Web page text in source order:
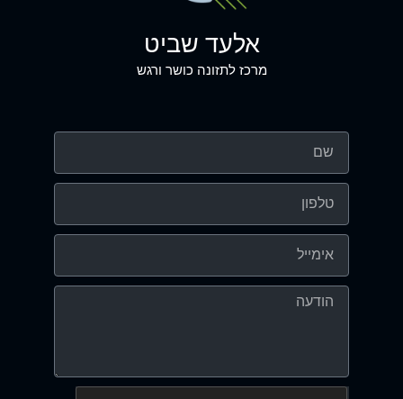
אלעד שביט
מרכז לתזונה כושר ורגש